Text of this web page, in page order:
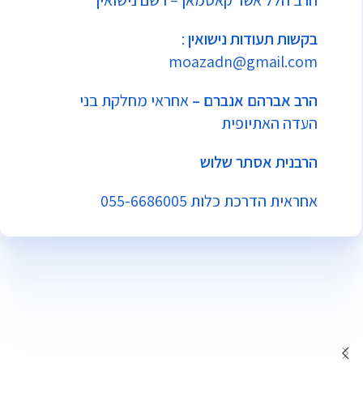
בקשות תעודות נישואין:
moazadn@gmail.com
הרב אברהם אנברם –אחראי מחלקת בני
העדה האתיופית
הרבנית אסתר שלוש
אחראית הדרכת כלות 055-6686005